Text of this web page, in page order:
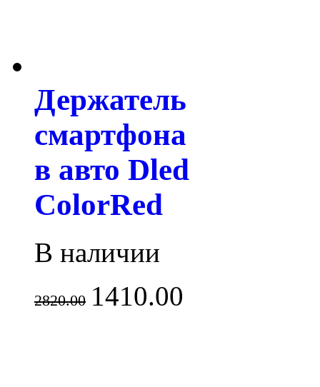
Держатель
смартфона
в авто Dled
ColorRed
В наличии
2820.00 1410.00